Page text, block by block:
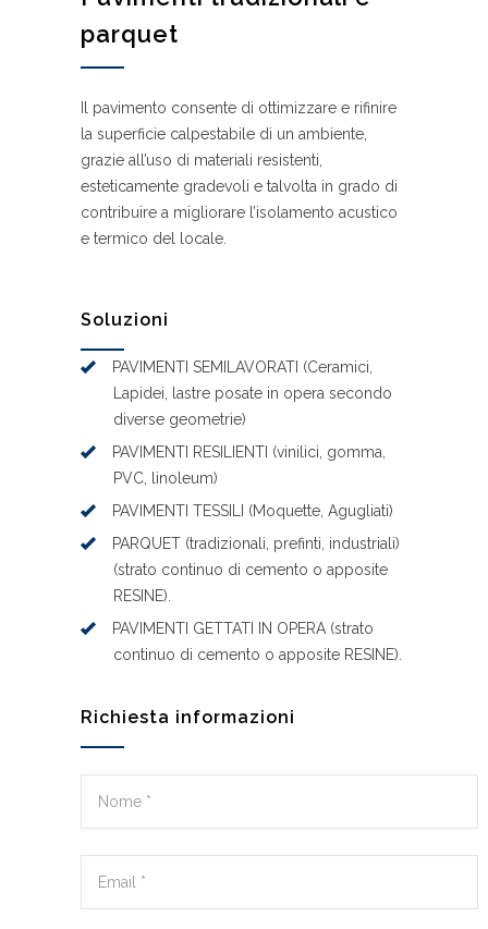
parquet
Il pavimento consente di ottimizzare e rifinire
la superficie calpestabile di un ambiente,
grazie all’uso di materiali resistenti,
esteticamente gradevoli e talvolta in grado di
contribuire a migliorare l’isolamento acustico
e termico del locale.
Soluzioni
PAVIMENTI SEMILAVORATI (Ceramici,
Lapidei, lastre posate in opera secondo
diverse geometrie)
PAVIMENTI RESILIENTI (vinilici, gomma,
PVC, linoleum)
PAVIMENTI TESSILI (Moquette, Agugliati)
PARQUET (tradizionali, prefinti, industriali)
(strato continuo di cemento o apposite
RESINE).
PAVIMENTI GETTATI IN OPERA (strato
continuo di cemento o apposite RESINE).
Richiesta informazioni